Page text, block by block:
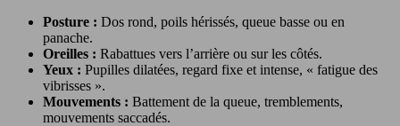
Posture : Dos rond, poils hérissés, queue basse ou en
panache.
Oreilles : Rabattues vers l’arrière ou sur les côtés.
Yeux : Pupilles dilatées, regard fixe et intense, « fatigue des
vibrisses ».
Mouvements : Battement de la queue, tremblements,
mouvements saccadés.